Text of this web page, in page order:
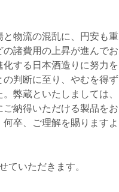
物流の混乱に、円安も重
諸費用の上昇が進んでお
する日本酒造りに努力を
判断に至り、やむを得ず
弊蔵といたしましては、
納得いただける製品をお
卒、ご理解を賜りますよ
いただきます。